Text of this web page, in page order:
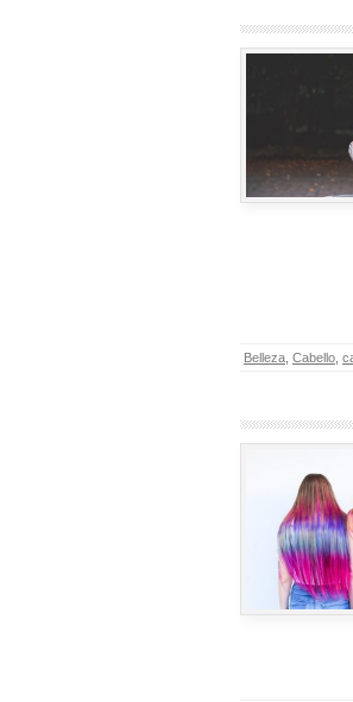
Belleza Cabello